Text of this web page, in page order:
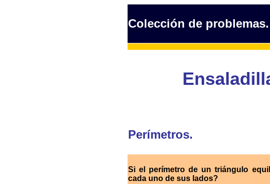
Colección de problemas.
Perímetros.
Si el perímetro de un triángulo
cada uno de sus lados?